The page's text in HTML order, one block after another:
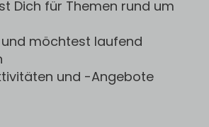
Dich für Themen rund um
möchtest laufend
und -Angebote